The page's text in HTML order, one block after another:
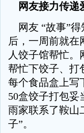
网友接力传递
网友 “故事”得
后，一周前就
人饺子馆帮忙
帮忙下饺子、打
每个食品盒上写
50盒饺子打包
雨家联系了鞍山
子”。